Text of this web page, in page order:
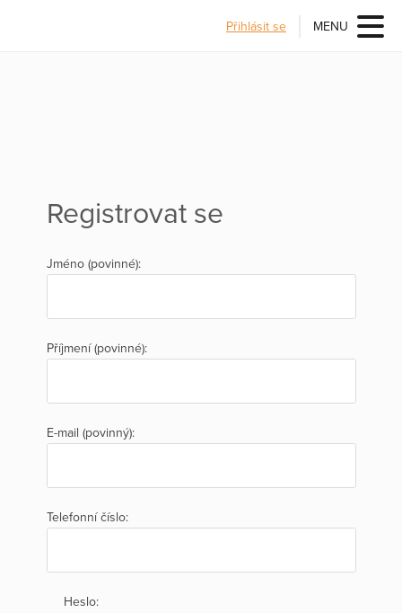
Přihlásit se MENU
Registrovat se
Jméno (povinné):
Příjmení (povinné):
E-mail (povinný):
Telefonní číslo:
Heslo: